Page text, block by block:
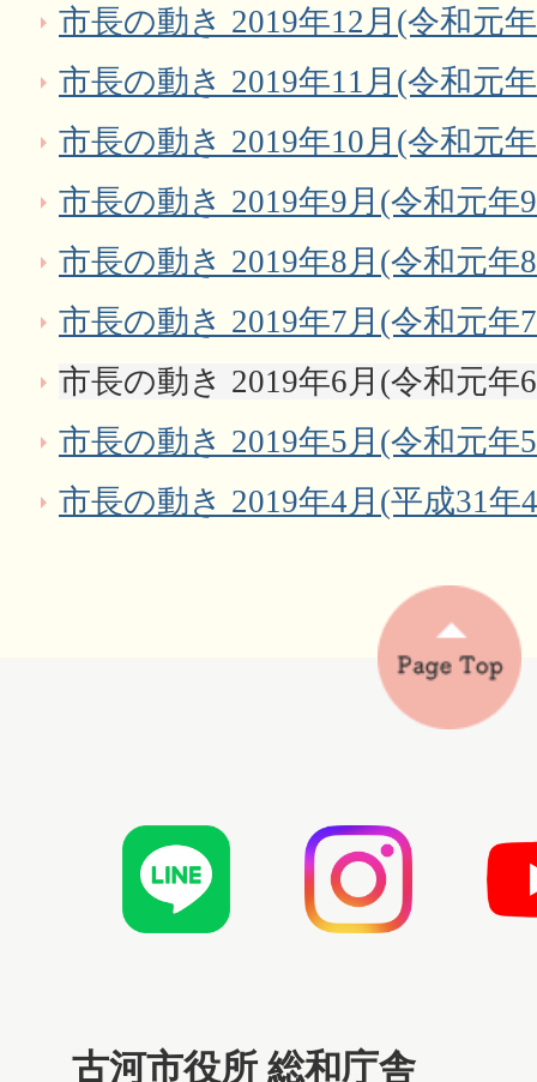
市長の動き 2019年12月(令和元
市長の動き 2019年11月(令和元
市長の動き 2019年10月(令和元
市長の動き 2019年9月(令和元年
市長の動き 2019年8月(令和元年
市長の動き 2019年7月(令和元年
市長の動き 2019年6月(令和元年
市長の動き 2019年5月(令和元年
市長の動き 2019年4月(平成31年
古河市役所 総和庁舎